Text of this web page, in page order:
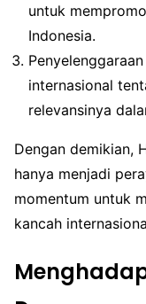
untuk
Indonesia.
internasional
relevansinya
Dengan demikian,
hanya menjadi
momentum untuk
kancah